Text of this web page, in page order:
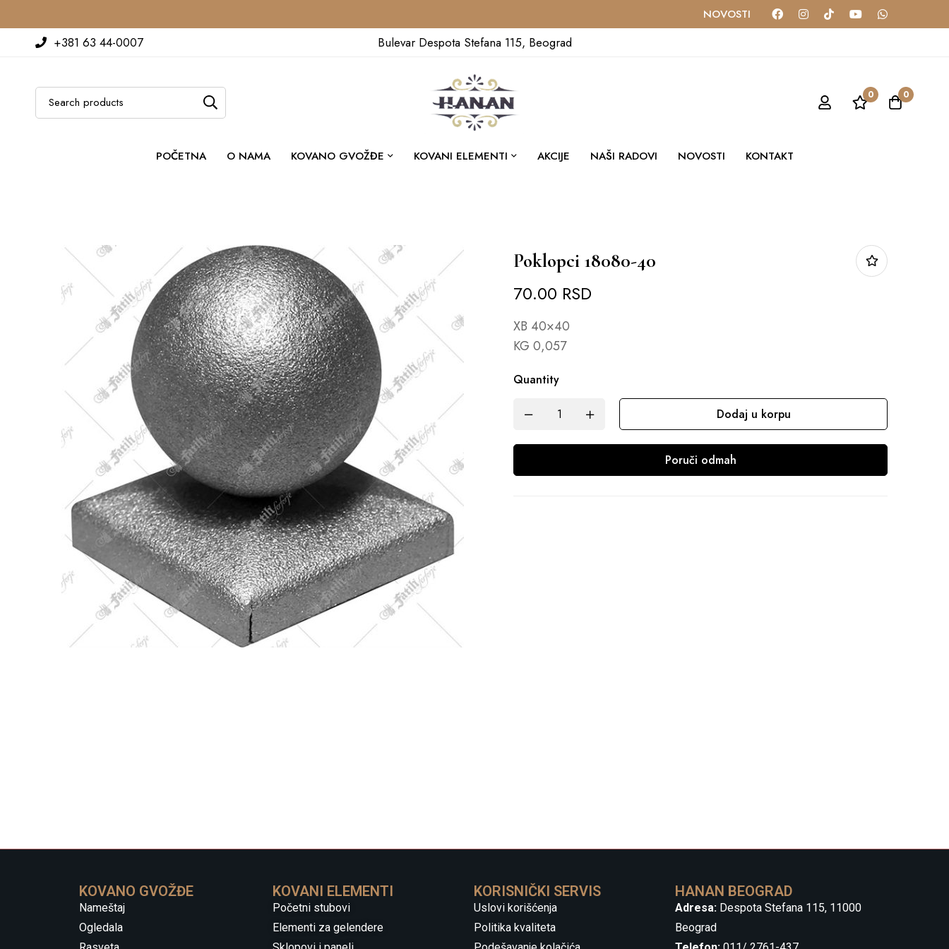
NOVOSTI
+381 63 44-0007 Bulevar Despota Stefana 115, Beograd
0 0
POČETNA O NAMA KOVANO GVOŽĐE KOVANI ELEMENTI AKCIJE NAŠI RADOVI NOVOSTI KONTAKT
Poklopci 18080-40
70.00 RSD
XB 40×40
KG 0,057
Quantity
Dodaj u korpu
Poruči odmah
KOVANO GVOŽĐE
Nameštaj
Ogledala
KOVANI ELEMENTI
Početni stubovi
Elementi za gelendere
KORISNIČKI SERVIS
Uslovi korišćenja
Politika kvaliteta
HANAN BEOGRAD
Adresa:Despota Stefana 115, 11000
Beograd